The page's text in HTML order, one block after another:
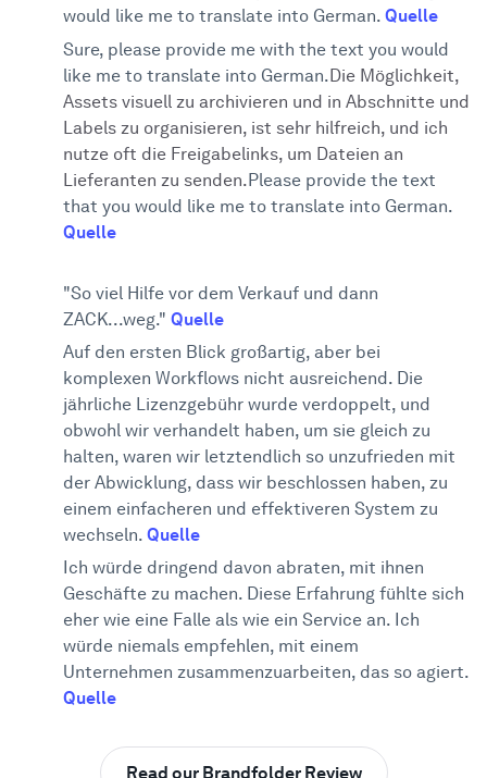
would like me to translate into German. Quelle
Sure, please provide me with the text you would
like me to translate into German.Die Möglichkeit,
Assets visuell zu archivieren und in Abschnitte und
Labels zu organisieren, ist sehr hilfreich, und ich
nutze oft die Freigabelinks, um Dateien an
Lieferanten zu senden.Please provide the text
that you would like me to translate into German.
Quelle
"So viel Hilfe vor dem Verkauf und dann
ZACK...weg." Quelle
Auf den ersten Blick großartig, aber bei
komplexen Workflows nicht ausreichend. Die
jährliche Lizenzgebühr wurde verdoppelt, und
obwohl wir verhandelt haben, um sie gleich zu
halten, waren wir letztendlich so unzufrieden mit
der Abwicklung, dass wir beschlossen haben, zu
einem einfacheren und effektiveren System zu
wechseln. Quelle
Ich würde dringend davon abraten, mit ihnen
Geschäfte zu machen. Diese Erfahrung fühlte sich
eher wie eine Falle als wie ein Service an. Ich
würde niemals empfehlen, mit einem
Unternehmen zusammenzuarbeiten, das so agiert.
Quelle
Read our Brandfolder Review